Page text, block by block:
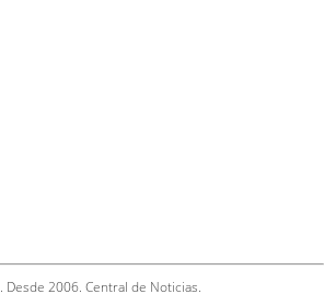
. Desde 2006. Central de Noticias.